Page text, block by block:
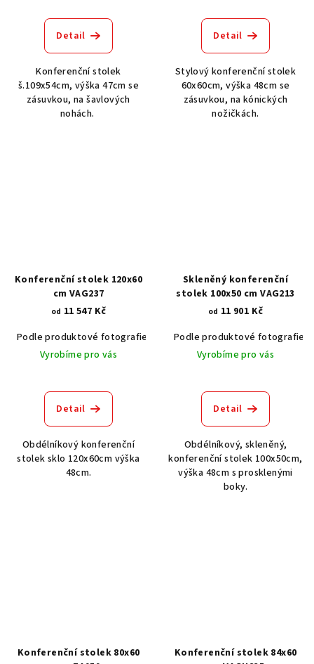
Detail
Konferenční stolek
š.109x54cm, výška 47cm se
zásuvkou, na šavlových
nohách.
Detail
Stylový konferenční stolek
60x60cm, výška 48cm se
zásuvkou, na kónických
nožičkách.
Konferenční stolek 120x60
cm VAG237
od 11 547 Kč
Podle produktové fotografie
Akát vintage BT1551
Dub světlý
Vyrobíme pro vás
Detail
Obdélníkový konferenční
stolek sklo 120x60cm výška
48cm.
Skleněný konferenční
stolek 100x50 cm VAG213
od 11 901 Kč
Podle produktové fotografie
Vyrobíme pro vás
Detail
Obdélníkový, skleněný,
konferenční stolek 100x50cm,
výška 48cm s prosklenými
boky.
Konferenční stolek 80x60
Konferenční stolek 84x60